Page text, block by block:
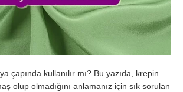
çapında kullanılır mı? Bu yazıda, krepin
olup olmadığını anlamanız için sık sorulan